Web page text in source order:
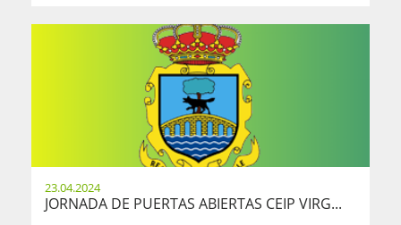
23.04.2024
JORNADA DE PUERTAS ABIERTAS CEIP VIRG...